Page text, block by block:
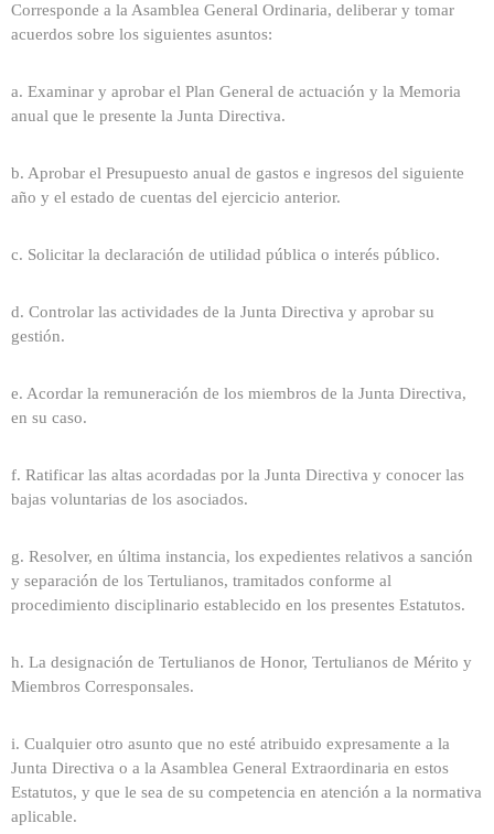
Corresponde a la Asamblea General Ordinaria, deliberar y tomar
acuerdos sobre los siguientes asuntos:
a. Examinar y aprobar el Plan General de actuación y la Memoria
anual que le presente la Junta Directiva.
b. Aprobar el Presupuesto anual de gastos e ingresos del siguiente
año y el estado de cuentas del ejercicio anterior.
c. Solicitar la declaración de utilidad pública o interés público.
d. Controlar las actividades de la Junta Directiva y aprobar su
gestión.
e. Acordar la remuneración de los miembros de la Junta Directiva,
en su caso.
f. Ratificar las altas acordadas por la Junta Directiva y conocer las
bajas voluntarias de los asociados.
g. Resolver, en última instancia, los expedientes relativos a sanción
y separación de los Tertulianos, tramitados conforme al
procedimiento disciplinario establecido en los presentes Estatutos.
h. La designación de Tertulianos de Honor, Tertulianos de Mérito y
Miembros Corresponsales.
i. Cualquier otro asunto que no esté atribuido expresamente a la
Junta Directiva o a la Asamblea General Extraordinaria en estos
Estatutos, y que le sea de su competencia en atención a la normativa
aplicable.